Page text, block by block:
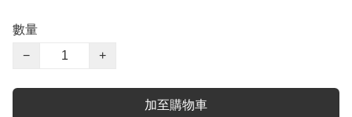
數量
−
+
加至購物車